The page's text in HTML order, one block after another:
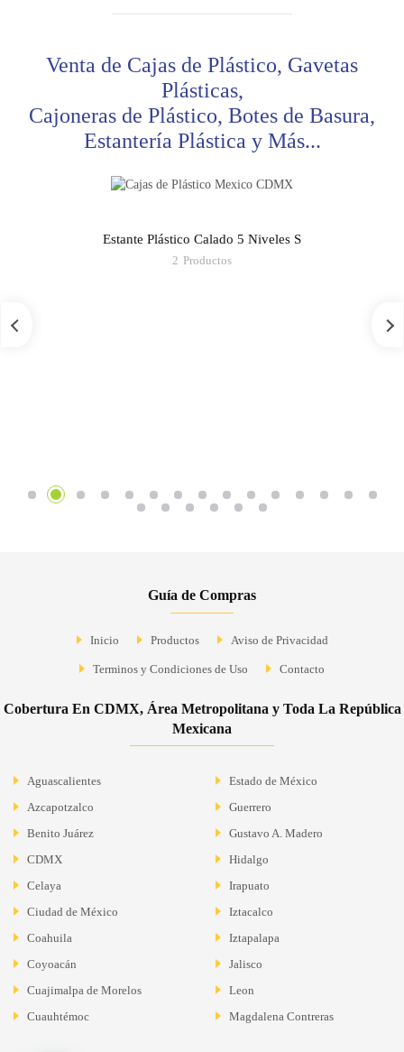
Venta de Cajas de Plástico, Gavetas
Plásticas,
Cajoneras de Plástico, Botes de Basura,
Estantería Plástica y Más...
Estante Plástico Calado 5 Niveles S
2 Productos
Guía de Compras
Inicio Productos Aviso de Privacidad
Terminos y Condiciones de Uso Contacto
Cobertura En CDMX, Área Metropolitana y Toda La República
Mexicana
Aguascalientes
Azcapotzalco
Benito Juárez
CDMX
Celaya
Ciudad de México
Coahuila
Coyoacán
Cuajimalpa de Morelos
Cuauhtémoc
Estado de México
Guerrero
Gustavo A. Madero
Hidalgo
Irapuato
Iztacalco
Iztapalapa
Jalisco
Leon
Magdalena Contreras